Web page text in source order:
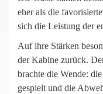
eher als die
sich die Leistung der
Auf ihre Stärken
der Kabine zurück.
brachte die Wende:
gespielt und die